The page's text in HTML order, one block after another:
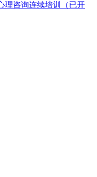
理咨询连续培训（已开